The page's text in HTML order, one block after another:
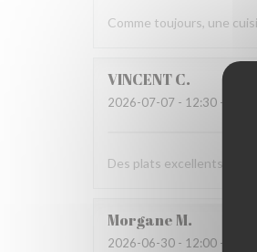
Comme toujours, une
VINCENTC
2026-07-07 - 12:30 -
Des plats excellents et
Morgane M
2026-06-30 - 12:00 -